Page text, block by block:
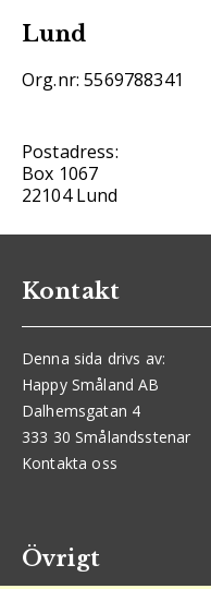
Lund
Org.nr: 5569788341
Postadress:
Box 1067
22104 Lund
Kontakt
Denna sida drivs av:
Happy Småland AB
Dalhemsgatan 4
333 30 Smålandsstenar
Kontakta oss
Övrigt